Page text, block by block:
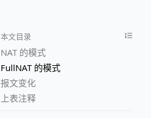
本文目录
NAT 的模式
FullNAT 的模式
报文变化
上表注释